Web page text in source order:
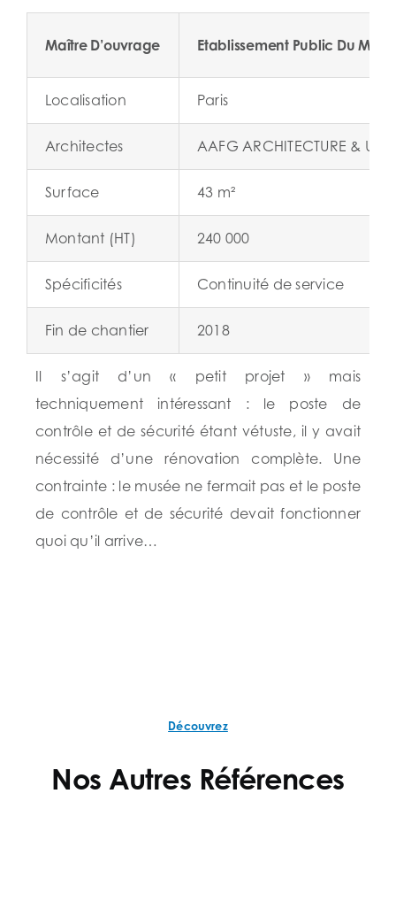
Maître D’ouvrage Etablissement Public Du
Localisation Paris
Architectes AAFG ARCHITECTURE &
Surface 43 m²
Montant (HT) 240 000
Spécificités Continuité de service
Fin de chantier 2018
Il s’agit d’un « petit projet » mais
techniquement intéressant : le poste de
contrôle et de sécurité étant vétuste, il y avait
nécessité d’une rénovation complète. Une
contrainte : le musée ne fermait pas et le poste
de contrôle et de sécurité devait fonctionner
quoi qu’il arrive…
Découvrez
Nos Autres Références